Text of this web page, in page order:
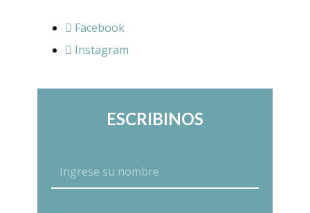
Facebook
Instagram
ESCRIBINOS